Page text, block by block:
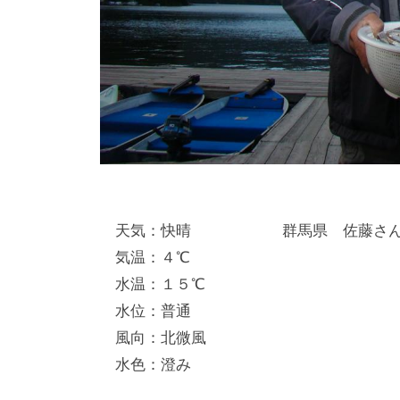
天気：快晴 群馬県 佐藤さん
気温：４℃
水温：１５℃
水位：普通
風向：北微風
水色：澄み